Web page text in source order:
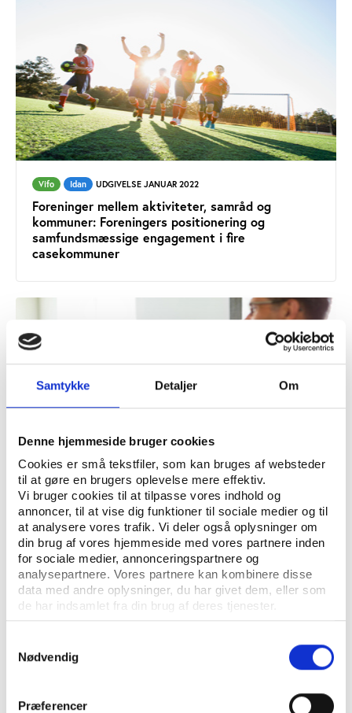
Samtykke Detaljer Om
Denne hjemmeside bruger cookies
Cookies er små tekstfiler, som kan bruges af websteder
til at gøre en brugers oplevelse mere effektiv.
Vi bruger cookies til at tilpasse vores indhold og
annoncer, til at vise dig funktioner til sociale medier og til
at analysere vores trafik. Vi deler også oplysninger om
din brug af vores hjemmeside med vores partnere inden
for sociale medier, annonceringspartnere og
analysepartnere. Vores partnere kan kombinere disse
data med andre oplysninger, du har givet dem, eller som
de har indsamlet fra din brug af deres tjenester.
Nødvendig
Præferencer
Vifo Idan UDGIVELSE JANUAR 2022
Foreninger mellem aktiviteter, samråd og
kommuner: Foreningers positionering og
samfundsmæssige engagement i fire
casekommuner
Idan Vifo UDGIVELSE JANUAR 2022
Lokale samråd som bindeled mellem kommune og
foreningsliv. Samrådenes roller og potentialer i
fire casekommuner
Læs nyheder om samrådene